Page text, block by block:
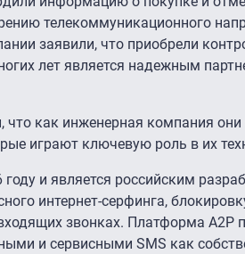
телекоммуникационного
заявили, что приобрели
лет является надежным
как инженерная компания
играют ключевую роль в их
и является российским
интернет-серфинга,
звонках. Платформа
и сервисными SMS как